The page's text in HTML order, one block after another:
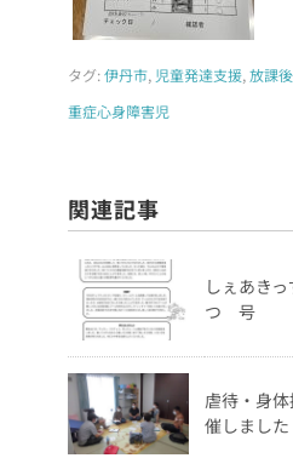
タグ:伊丹市, 児童発達支援, 放課
重症心身障害児
関連記事
しぇあき
つ 号
虐待・身
催しました